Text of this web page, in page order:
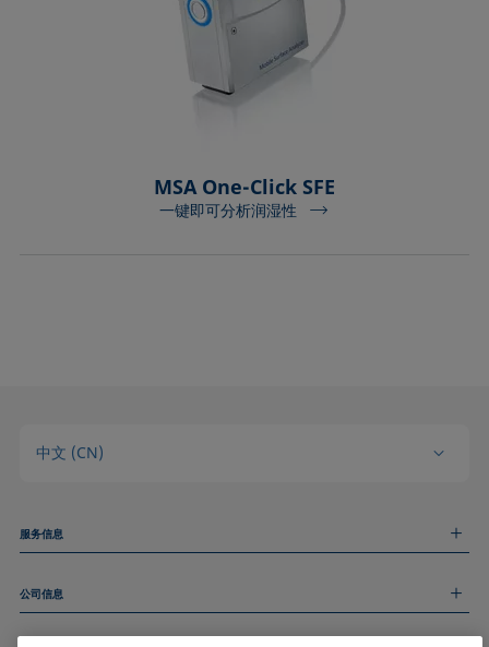
MSA One-Click SFE
一键即可分析润湿性
中文 (CN)
服务信息
技术服务
公司信息
关于我们